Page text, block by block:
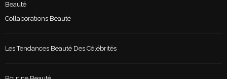
Beauté
Collaborations Beauté
Les Tendances Beauté Des Célébrités